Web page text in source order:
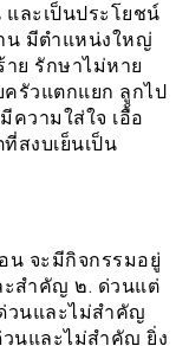
ละเป็นประโยชน์
น มีตำแหน่งใหญ่
ย รักษาไม่หาย
รัวแตกแยก ลูกไป
ความใส่ใจ เอื้อ
สงบเย็นเป็น
น จะมีกิจกรรมอยู่
ะสำคัญ ๒. ด่วนแต่
วนและไม่สำคัญ
วนและไม่สำคัญ ยิ่ง